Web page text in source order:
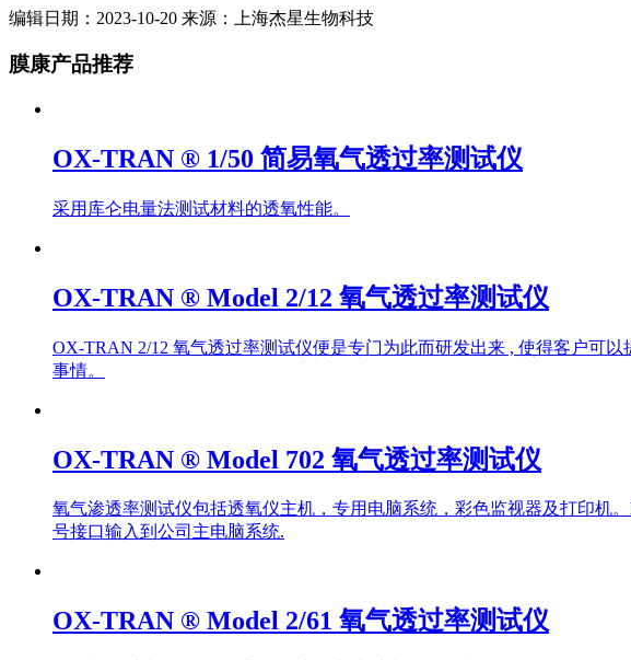
编辑日期：2023-10-20 来源：上海杰星生物科技
膜康产品推荐
OX-TRAN ® 1/50 简易氧气透过率测试仪
采用库仑电量法测试材料的透氧性能。
OX-TRAN ® Model 2/12 氧气透过率测试仪
OX-TRAN 2/12 氧气透过率测试仪便是专门为此而研发出来 , 使得客户可
事情。
OX-TRAN ® Model 702 氧气透过率测试仪
氧气渗透率测试仪包括透氧仪主机，专用电脑系统，彩色监视器及打印机
号接口输入到公司主电脑系统.
OX-TRAN ® Model 2/61 氧气透过率测试仪